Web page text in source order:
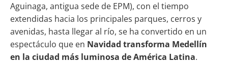
Aguinaga, antigua sede de EPM), con el tiempo
extendidas hacia los principales parques, cerros y
avenidas, hasta llegar al río, se ha convertido en un
espectáculo que en Navidad transforma Medellín
en la ciudad más luminosa de América Latina.